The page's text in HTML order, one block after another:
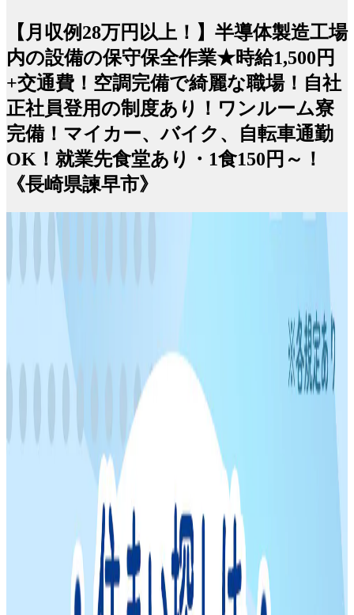
【月収例28万円以上！】半導体製造工場
内の設備の保守保全作業★時給1,500円
+交通費！空調完備で綺麗な職場！自社
正社員登用の制度あり！ワンルーム寮
完備！マイカー、バイク、自転車通勤
OK！就業先食堂あり・1食150円～！
《長崎県諫早市》